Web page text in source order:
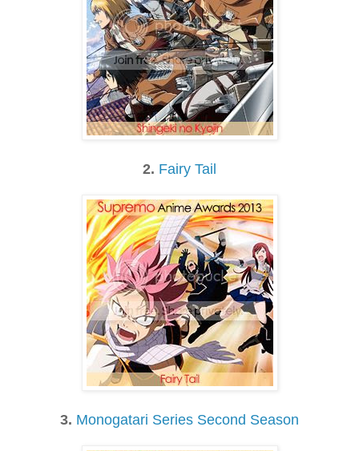
2. Fairy Tail
3. Monogatari Series Second Season